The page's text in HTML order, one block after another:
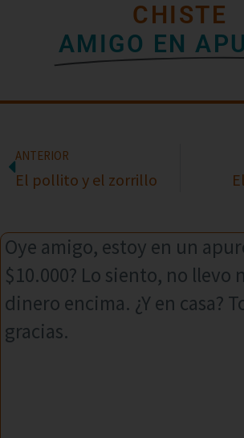
CHISTE
AMIGO EN
ANTERIOR
El pollito y el zorrillo
Oye amigo, estoy en un
$10.000? Lo siento, no llevo
dinero encima. ¿Y en casa?
gracias.